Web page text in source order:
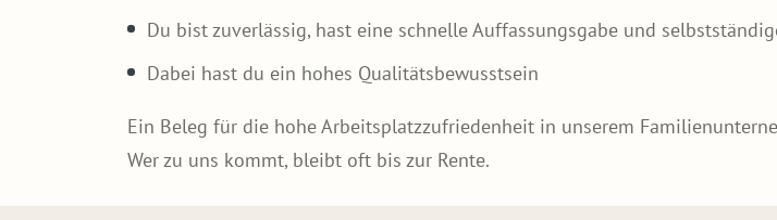
Du bist zuverlässig, hast eine schnelle Auffassungsgabe und
Dabei hast du ein hohes Qualitätsbewusstsein
Ein Beleg für die hohe Arbeitsplatzzufriedenheit in unserem
Wer zu uns kommt, bleibt oft bis zur Rente.